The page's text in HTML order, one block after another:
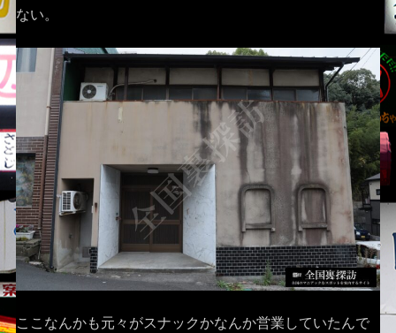
ない。
ここなんかも元々がスナックかなんか営業していたんで